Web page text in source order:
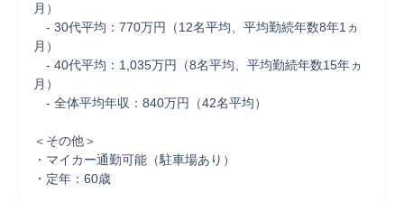
月）
- 30代平均：770万円（12名平均、平均勤続年数8年1ヵ
月）
- 40代平均：1,035万円（8名平均、平均勤続年数15年ヵ
月）
- 全体平均年収：840万円（42名平均）
＜その他＞
・マイカー通勤可能（駐車場あり）
・定年：60歳